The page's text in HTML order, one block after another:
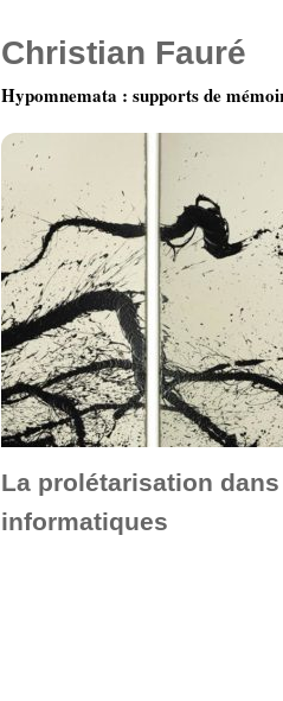
La prolétarisation
informatiques
Christian Fauré
Hypomnemata : supports de